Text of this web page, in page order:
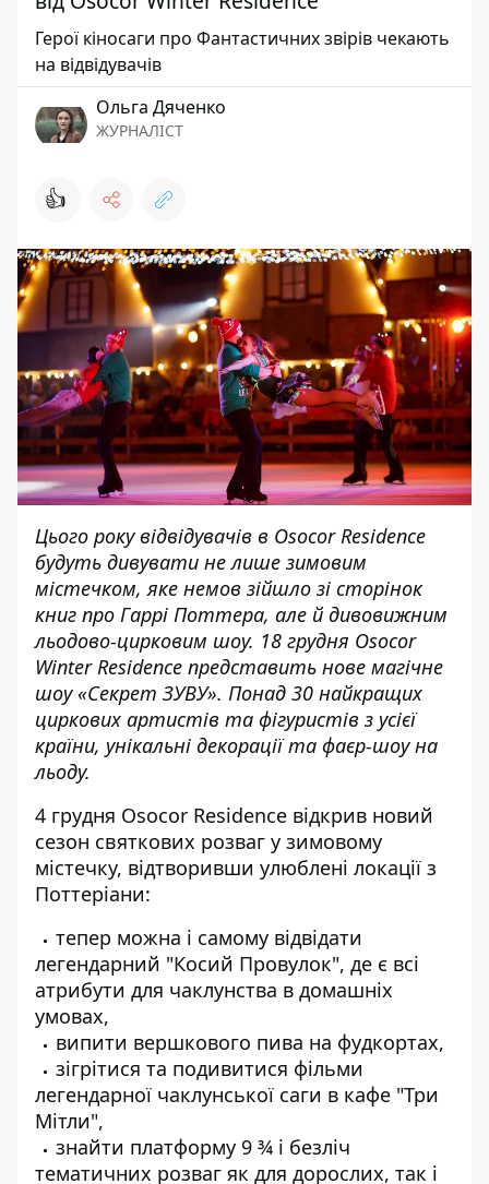
Герої кіносаги про Фантастичних звірів чекають
на відвідувачів
Ольга Дяченко
ЖУРНАЛІСТ
👍
Цього року відвідувачів в Osoсor Residence
будуть дивувати не лише зимовим
містечком, яке немов зійшло зі сторінок
книг про Гаррі Поттера, але й дивовижним
льодово-цирковим шоу. 18 грудня Osocor
Winter Residence представить нове магічне
шоу «Секрет ЗУВУ». Понад 30 найкращих
циркових артистів та фігуристів з усієї
країни, унікальні декорації та фаєр-шоу на
льоду.
4 грудня Osoсor Residence відкрив новий
сезон святкових розваг у зимовому
містечку, відтворивши улюблені локації з
Поттеріани:
тепер можна і самому відвідати
легендарний "Косий Провулок", де є всі
атрибути для чаклунства в домашніх
умовах,
випити вершкового пива на фудкортах,
зігрітися та подивитися фільми
легендарної чаклунської саги в кафе "Три
Мітли",
знайти платформу 9 ¾ і безліч
тематичних розваг як для дорослих, так і